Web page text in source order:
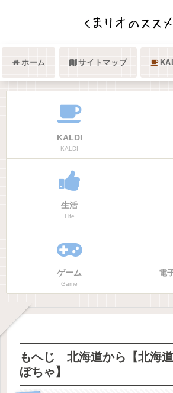
ホーム サイトマップ
KALDI
KALDI
生活
Life
ゲーム
Game
電
もへじ 北海道から【北海
ぼちゃ】